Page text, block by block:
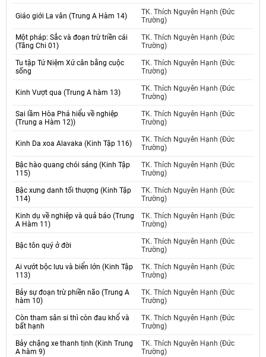
Giáo giới La vân (Trung A Hàm 14)
TK. Thích Nguyên Hạnh (Đức
Trường)
Một pháp: Sắc và đoạn trừ triền cái
(Tăng Chi 01)
TK. Thích Nguyên Hạnh (Đức
Trường)
Tu tập Tứ Niệm Xứ cân bằng cuộc
sống
TK. Thích Nguyên Hạnh (Đức
Trường)
Kinh Vượt qua (Trung A hàm 13)
TK. Thích Nguyên Hạnh (Đức
Trường)
Sai lầm Hòa Phá hiểu về nghiệp
(Trung a Hàm 12))
TK. Thích Nguyên Hạnh (Đức
Trường)
Kinh Da xoa Alavaka (Kinh Tập 116)
TK. Thích Nguyên Hạnh (Đức
Trường)
Bậc hào quang chói sáng (Kinh Tập
115)
TK. Thích Nguyên Hạnh (Đức
Trường)
Bậc xưng danh tối thượng (Kinh Tập
114)
TK. Thích Nguyên Hạnh (Đức
Trường)
Kinh dụ về nghiệp và quả báo (Trung
A Hàm 11)
TK. Thích Nguyên Hạnh (Đức
Trường)
Bậc tôn quý ở đời
TK. Thích Nguyên Hạnh (Đức
Trường)
Ai vướt bộc lưu và biển lớn (Kinh Tập
113)
TK. Thích Nguyên Hạnh (Đức
Trường)
Bảy sự đoạn trừ phiền não (Trung A
hàm 10)
TK. Thích Nguyên Hạnh (Đức
Trường)
Còn tham sân si thì còn đau khổ và
bất hạnh
TK. Thích Nguyên Hạnh (Đức
Trường)
Bảy chặng xe thanh tịnh (Kinh Trung
A hàm 9)
TK. Thích Nguyên Hạnh (Đức
Trường)